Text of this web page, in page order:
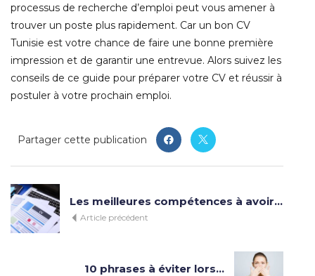
processus de recherche d’emploi peut vous amener à
trouver un poste plus rapidement. Car un bon CV
Tunisie est votre chance de faire une bonne première
impression et de garantir une entrevue. Alors suivez les
conseils de ce guide pour préparer votre CV et réussir à
postuler à votre prochain emploi.
Partager cette publication
Les meilleures compétences à avoir...
Article précédent
10 phrases à éviter lors...